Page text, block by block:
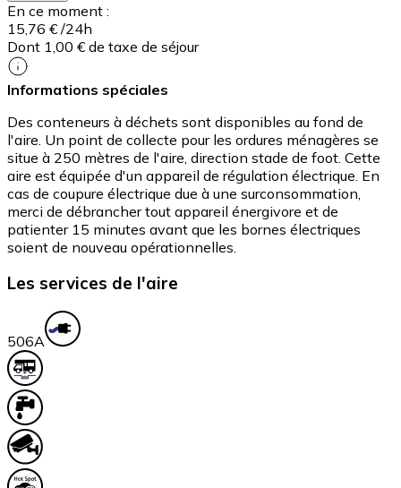
En ce moment :
15,76 € /24h
Dont 1,00 € de taxe de séjour
Informations spéciales
Des conteneurs à déchets sont disponibles au fond de
l'aire. Un point de collecte pour les ordures ménagères se
situe à 250 mètres de l'aire, direction stade de foot. Cette
aire est équipée d'un appareil de régulation électrique. En
cas de coupure électrique due à une surconsommation,
merci de débrancher tout appareil énergivore et de
patienter 15 minutes avant que les bornes électriques
soient de nouveau opérationnelles.
Les services de l'aire
506A